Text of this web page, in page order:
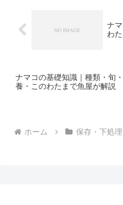
ナ
わ
ナマコの基礎知識｜種類・旬
養・このわたまで魚屋が解説
ホーム 保存・下処理